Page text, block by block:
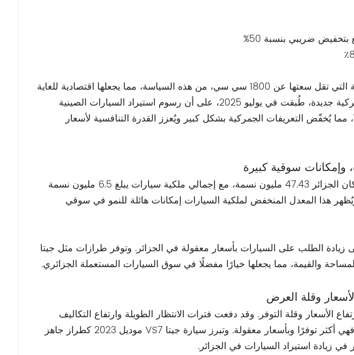
تستفيد سيارة جيتا VS7 موديل 2023، بمحركاتها الفعالة التي تقل سعتها عن 1800 سي سي، من هذه السياسة، مما يجعلها اقتصادية للغاية
للمشترين الجزائريين. إضافةً إلى ذلك، تنص سياسة جمركية جديدة، طُبقت في يوليو 2025، على أن رسوم استيراد السيارات الصينية
يُخفّض التعريفات الجمركية بشكل كبير ويُعزز القدرة التنافسية لأسعار
سوقية كبيرة
بحلول منتصف عام 2025، من المتوقع أن يبلغ عدد سكان الجزائر 47.43 مليون نسمة، مع إجمالي ملكية سيارات يبلغ 6.5 مليون نسمة
لكل ألف نسمة. ويُظهر هذا المعدل المنخفض لملكية السيارات إمكانات هائلة للنمو في سوقي
زيادة الطلب على السيارات بأسعار معقولة في الجزائر. وتوفر طرازات مثل جيتا
وقلة العرض
الأسعار وقلة التوفر. وقد دفعت فترات الانتظار الطويلة وارتفاع التكاليف
المشترين إلى شراء السيارات المستعملة في الجزائر، فهي أكثر توفرًا وبأسعار معقولة. وتبرز سيارة جيتا VS7 موديل 2023 كطراز جاهز
زيادة استيراد السيارات في الجزائر.